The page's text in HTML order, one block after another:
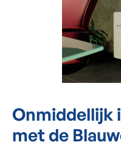
Onmiddellijk
met de